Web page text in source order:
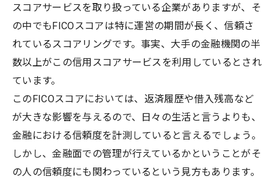
スコアサービスを取り扱っている企業がありますが、そ
の中でもFICOスコアは特に運営の期間が長く、信頼さ
れているスコアリングです。事実、大手の金融機関の半
数以上がこの信用スコアサービスを利用しているとされ
ています。
このFICOスコアにおいては、返済履歴や借入残高など
が大きな影響を与えるので、日々の生活と言うよりも、
金融における信頼度を計測していると言えるでしょう。
しかし、金融面での管理が行えているかということがそ
の人の信頼度にも関わっているという見方もあります。